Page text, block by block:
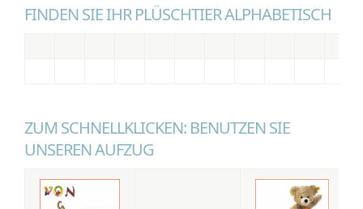
FINDEN SIE IHR PLÜSCHTIER ALPHABETISCH
ZUM SCHNELLKLICKEN: BENUTZEN SIE
UNSEREN AUFZUG